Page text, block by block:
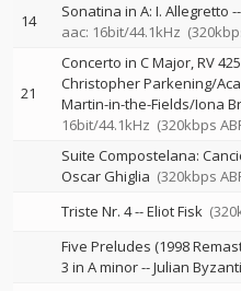
14 Sonatina in A: I. Allegretto --
aac: 16bit/44.1kHz
21
Concerto in C Major, RV
Christopher Parkening/
Martin-in-the-Fields/Iona
16bit/44.1kHz (320kbps
Suite Compostelana:
Oscar Ghiglia (320kbps
Triste Nr. 4--Eliot Fisk
Five Preludes (1998
3 in A minor--Julian